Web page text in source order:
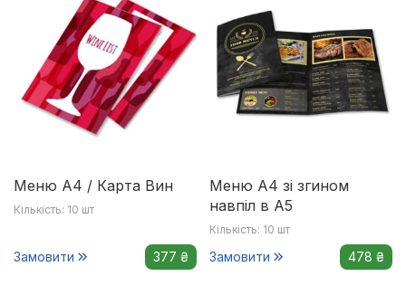
Меню А4 / Карта Вин
Кількість: 10 шт
Замовити 377 ₴
Меню А4 зі згином
навпіл в А5
Кількість: 10 шт
Замовити 478 ₴